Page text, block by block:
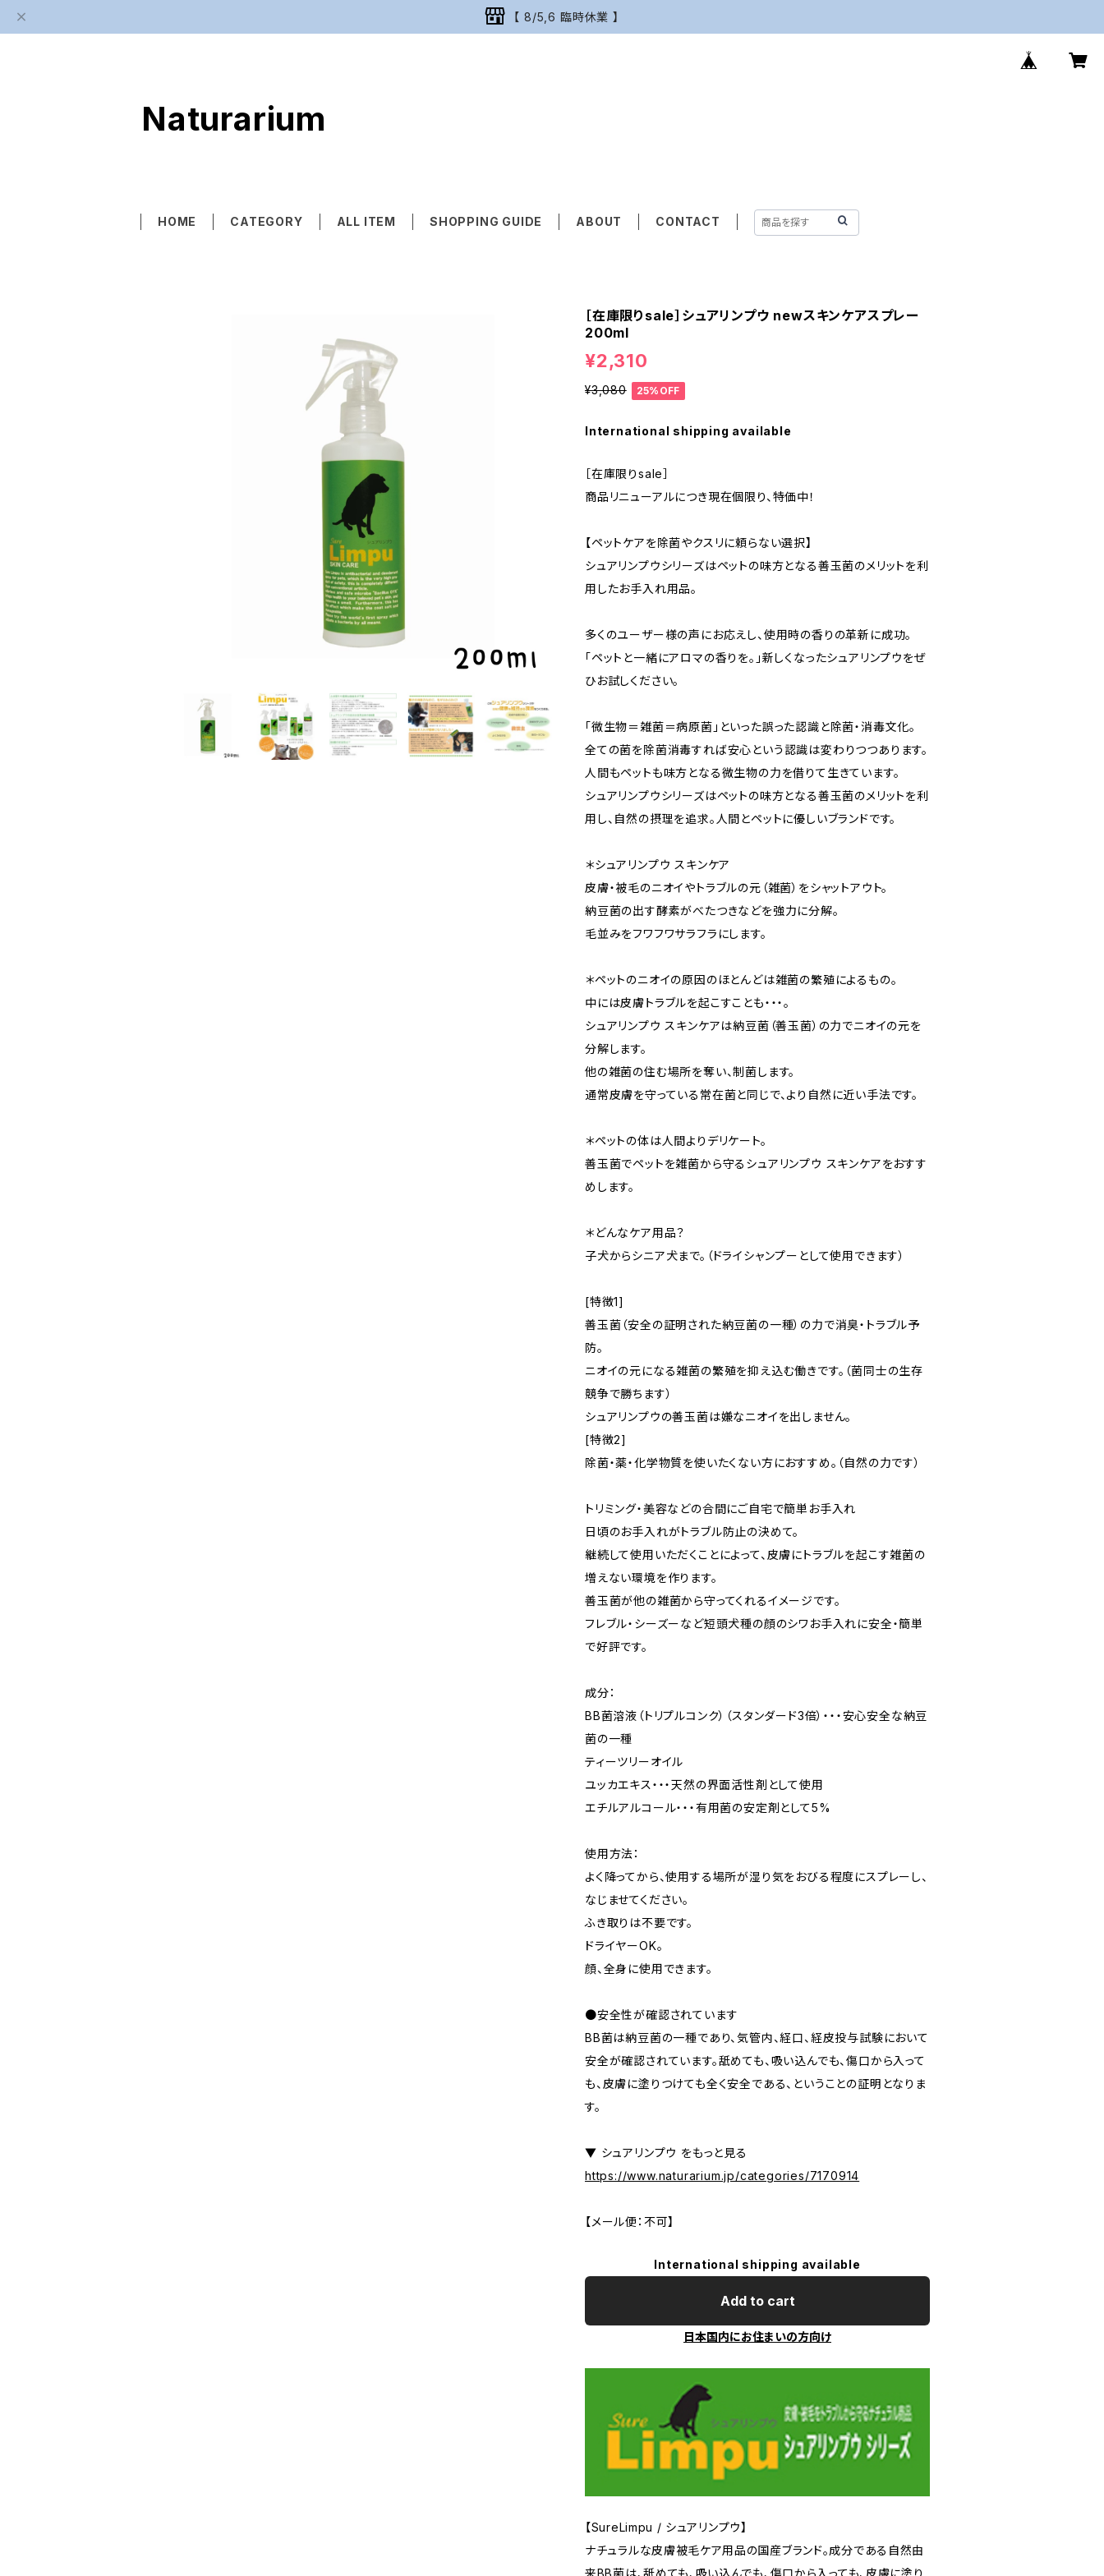
【 8/5,6 臨時休業 】
Naturarium
HOME CATEGORY ALL ITEM SHOPPING GUIDE ABOUT CONTACT
［在庫限りsale］シュアリンプウ newスキンケアスプレー
200ml
¥2,310
¥3,080 25%OFF
International shipping available
［在庫限りsale］
商品リニューアルにつき現在個限り、特価中！
【ペットケアを除菌やクスリに頼らない選択】
シュアリンプウシリーズはペットの味方となる善玉菌のメリットを利
用したお手入れ用品。
多くのユーザー様の声にお応えし、使用時の香りの革新に成功。
「ペットと一緒にアロマの香りを。」新しくなったシュアリンプウをぜ
ひお試しください。
「微生物＝雑菌＝病原菌」といった誤った認識と除菌・消毒文化。
全ての菌を除菌消毒すれば安心という認識は変わりつつあります。
人間もペットも味方となる微生物の力を借りて生きています。
シュアリンプウシリーズはペットの味方となる善玉菌のメリットを利
用し、自然の摂理を追求。人間とペットに優しいブランドです。
＊シュアリンプウ スキンケア
皮膚・被毛のニオイやトラブルの元（雑菌）をシャットアウト。
納豆菌の出す酵素がべたつきなどを強力に分解。
毛並みをフワフワサラフラにします。
＊ペットのニオイの原因のほとんどは雑菌の繁殖によるもの。
中には皮膚トラブルを起こすことも・・・。
シュアリンプウ スキンケアは納豆菌（善玉菌）の力でニオイの元を
分解します。
他の雑菌の住む場所を奪い、制菌します。
通常皮膚を守っている常在菌と同じで、より自然に近い手法です。
＊ペットの体は人間よりデリケート。
善玉菌でペットを雑菌から守るシュアリンプウ スキンケアをおすす
めします。
＊どんなケア用品？
子犬からシニア犬まで。（ドライシャンプーとして使用できます）
[特徴1]
善玉菌（安全の証明された納豆菌の一種）の力で消臭・トラブル予
防。
ニオイの元になる雑菌の繁殖を抑え込む働きです。（菌同士の生存
競争で勝ちます）
シュアリンプウの善玉菌は嫌なニオイを出しません。
[特徴2]
除菌・薬・化学物質を使いたくない方におすすめ。（自然の力です）
トリミング・美容などの合間にご自宅で簡単お手入れ
日頃のお手入れがトラブル防止の決めて。
継続して使用いただくことによって、皮膚にトラブルを起こす雑菌の
増えない環境を作ります。
善玉菌が他の雑菌から守ってくれるイメージです。
フレブル・シーズーなど短頭犬種の顔のシワお手入れに安全・簡単
で好評です。
成分：
BB菌溶液（トリプルコンク）（スタンダード3倍）・・・安心安全な納豆
菌の一種
ティーツリーオイル
ユッカエキス・・・天然の界面活性剤として使用
エチルアルコール・・・有用菌の安定剤として5%
使用方法：
よく降ってから、使用する場所が湿り気をおびる程度にスプレーし、
なじませてください。
ふき取りは不要です。
ドライヤーOK。
顔、全身に使用できます。
●安全性が確認されています
BB菌は納豆菌の一種であり、気管内、経口、経皮投与試験において
安全が確認されています。舐めても、吸い込んでも、傷口から入って
も、皮膚に塗りつけても全く安全である、ということの証明となりま
す。
▼ シュアリンプウ をもっと見る
https://www.naturarium.jp/categories/7170914
【メール便：不可】
International shipping available
Add to cart
日本国内にお住まいの方向け
【SureLimpu / シュアリンプウ】
ナチュラルな皮膚被毛ケア用品の国産ブランド。成分である自然由
来BB菌は、舐めても、吸い込んでも、傷口から入っても、皮膚に塗り